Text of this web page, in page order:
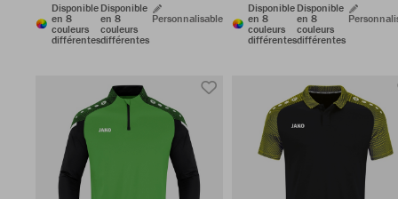
Disponible
en 8
couleurs
différentes
Disponible
en 8
couleurs
différentes
Personnalisable
Disponible
en 8
couleurs
différentes
Disponible
en 8
couleurs
différentes